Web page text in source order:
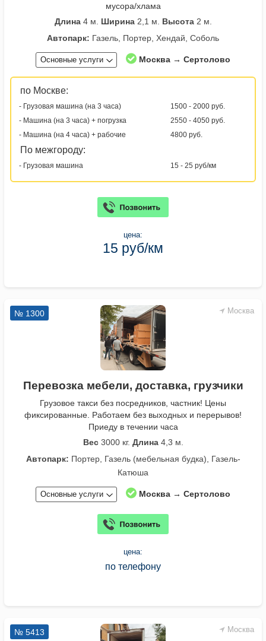
мусора/хлама
Длина4 м. Ширина2,1 м. Высота2 м.
Автопарк: Газель, Портер, Хендай, Соболь
Основные услуги Москва → Сертолово
по Москве:
- Грузовая машина (на 3 часа)
1500 - 2000 руб.
- Машина (на 3 часа) + погрузка
2550 - 4050 руб.
- Машина (на 4 часа) + рабочие
4800 руб.
По межгороду:
- Грузовая машина 15 - 25 руб/км
цена:
15 руб/км
Москва
№ 1300
Перевозка мебели, доставка, грузчики
Грузовое такси без посредников, частник! Цены
фиксированные. Работаем без выходных и перерывов!
Приеду в течении часа
Вес3000 кг. Длина4,3 м.
Автопарк: Портер, Газель (мебельная будка), Газель-
Катюша
Основные услуги Москва → Сертолово
цена:
по телефону
Москва
№ 5413